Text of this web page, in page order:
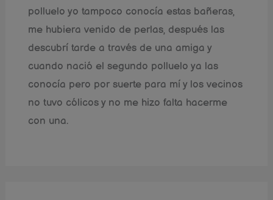
polluelo yo tampoco conocía estas bañeras,
me hubiera venido de perlas, después las
descubrí tarde a través de una amiga y
cuando nació el segundo polluelo ya las
conocía pero por suerte para mí y los vecinos
no tuvo cólicos y no me hizo falta hacerme
con una.